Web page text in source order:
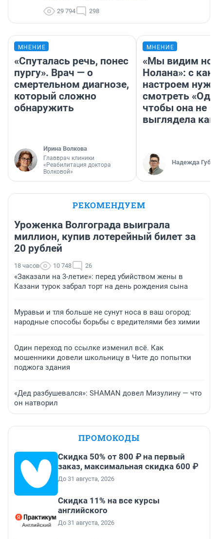
29 794 298
МНЕНИЕ
«Спуталась речь, понес
пургу». Врач — о
смертельном диагнозе,
который сложно
обнаружить
Ирина Волкова
Главврач клиники
«Реабилитация доктора
Волковой»
МНЕНИЕ
«Мы видим
Нолана»: с
настроем
смотреть
чтобы она не
выглядела как
Надежда
РЕКОМЕНДУЕМ
Уроженка Волгограда выиграла
миллион, купив лотерейный билет за
20 рублей
18 часов 10 748 26
«Заказали на 3-летие»: перед убийством жены в
Казани турок забрал торт на день рождения сына
Муравьи и тля больше не сунут носа в ваш огород:
народные способы борьбы с вредителями без химии
Один переход по ссылке изменил всё. Как
мошенники довели школьницу в Чите до попытки
поджога здания
«Дед разбушевался»: SHAMAN довел Мизулину — что
он натворил
ПРОМОКОДЫ
Скидка 50% от 800 ₽ на первый
заказ, максимальная скидка 600 ₽
До 31 августа, 2026
Скидка 11% на все курсы
английского
До 31 августа, 2026